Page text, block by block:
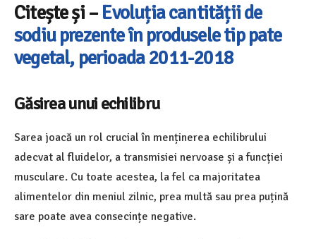
Citește și –Evoluția cantității de
sodiu prezente în produsele tip pate
vegetal, perioada 2011-2018
Găsirea unui echilibru
Sarea joacă un rol crucial în menținerea echilibrului
adecvat al fluidelor, a transmisiei nervoase și a funcției
musculare. Cu toate acestea, la fel ca majoritatea
alimentelor din meniul zilnic, prea multă sau prea puțină
sare poate avea consecințe negative.